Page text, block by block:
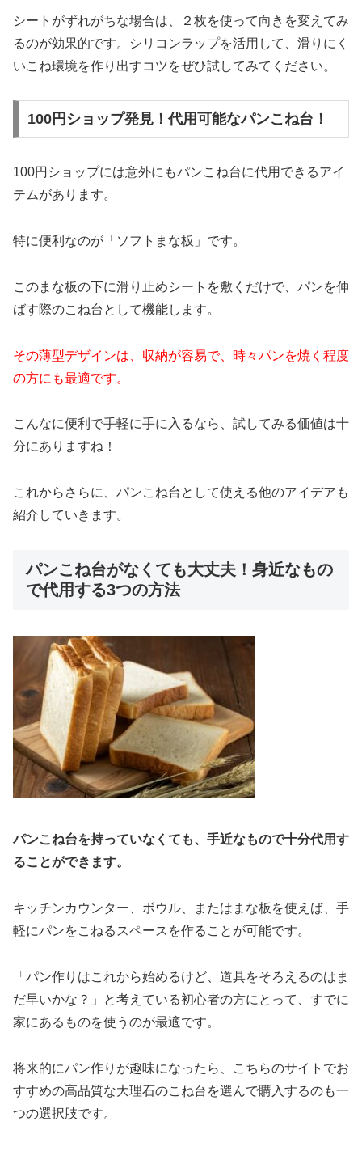
シートがずれがちな場合は、２枚を使って向きを変えてみ
るのが効果的です。シリコンラップを活用して、滑りにく
いこね環境を作り出すコツをぜひ試してみてください。
100円ショップ発見！代用可能なパンこね台！
100円ショップには意外にもパンこね台に代用できるアイ
テムがあります。
特に便利なのが「ソフトまな板」です。
このまな板の下に滑り止めシートを敷くだけで、パンを伸
ばす際のこね台として機能します。
その薄型デザインは、収納が容易で、時々パンを焼く程度
の方にも最適です。
こんなに便利で手軽に手に入るなら、試してみる価値は十
分にありますね！
これからさらに、パンこね台として使える他のアイデアも
紹介していきます。
パンこね台がなくても大丈夫！身近なもの
で代用する3つの方法
パンこね台を持っていなくても、手近なもので十分代用す
ることができます。
キッチンカウンター、ボウル、またはまな板を使えば、手
軽にパンをこねるスペースを作ることが可能です。
「パン作りはこれから始めるけど、道具をそろえるのはま
だ早いかな？」と考えている初心者の方にとって、すでに
家にあるものを使うのが最適です。
将来的にパン作りが趣味になったら、こちらのサイトでお
すすめの高品質な大理石のこね台を選んで購入するのも一
つの選択肢です。